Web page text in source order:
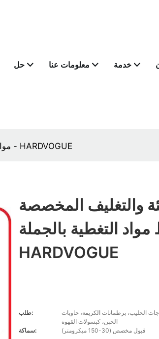
حل معلومات عنا خدمة
مواد التعبئة والتغليف المخصصة احباط مواد التغطية بالجملة - HARDVOGUE
والتغليف المخصصة
مواد التغطية بالجملة -
HARDVOGUE
طلب:
الحليب، برطمانات الكريمة، حاويات
الجبن، كبسولات القهوة
سماكة:
قبول مخصص (30-150 ميكرومتر)